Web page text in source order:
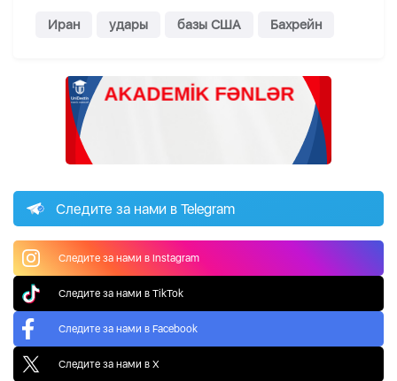
Иран удары базы США Бахрейн
Следите за нами в Telegram
Следите за нами в Instagram
Следите за нами в TikTok
Следите за нами в Facebook
Следите за нами в X